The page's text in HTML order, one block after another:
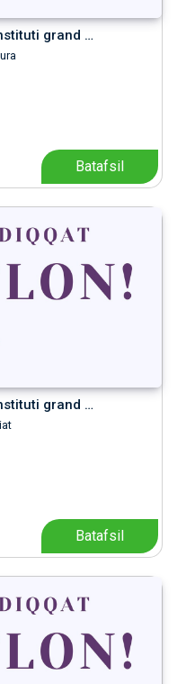
grand …
Batafsil
grand …
Batafsil